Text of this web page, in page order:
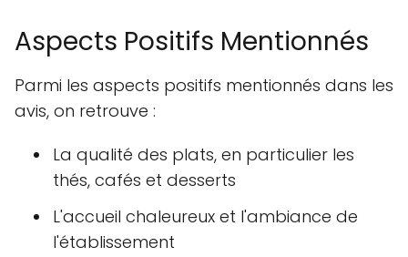
Aspects Positifs Mentionnés
Parmi les aspects positifs mentionnés dans les
avis, on retrouve :
La qualité des plats, en particulier les
thés, cafés et desserts
L'accueil chaleureux et l'ambiance de
l'établissement